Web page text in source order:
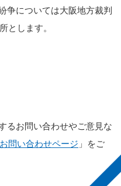
争については大阪地方裁判
とします。
るお問い合わせやご意見な
お問い合わせページ 」をご